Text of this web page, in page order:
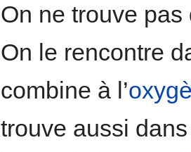
On ne trouve
On le rencontre
combine à l’
trouve aussi